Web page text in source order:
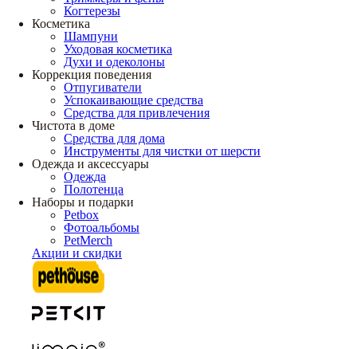
Когтерезы
Косметика
Шампуни
Уходовая косметика
Духи и одеколоны
Коррекция поведения
Отпугиватели
Успокаивающие средства
Средства для привлечения
Чистота в доме
Средства для дома
Инструменты для чистки от шерсти
Одежда и аксессуары
Одежда
Полотенца
Наборы и подарки
Petbox
Фотоальбомы
PetMerch
Акции и скидки